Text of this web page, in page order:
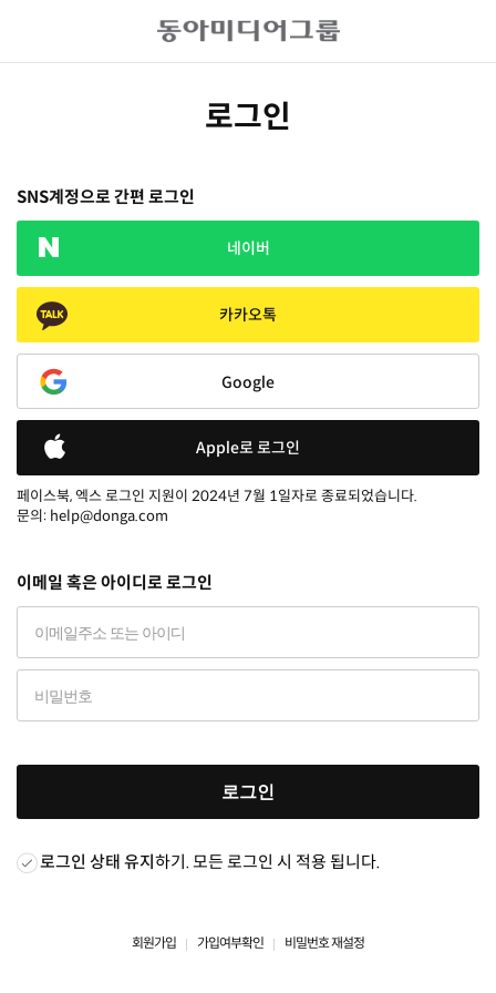
로그인
SNS계정으로 간편 로그인
네이버
카카오톡
Google
Apple로 로그인
페이스북, 엑스 로그인 지원이 2024년 7월 1일자로 종료되었습니다.
문의: help@donga.com
이메일 혹은 아이디로 로그인
로그인
로그인 상태 유지하기. 모든 로그인 시 적용 됩니다.
회원가입 가입여부확인 비밀번호 재설정